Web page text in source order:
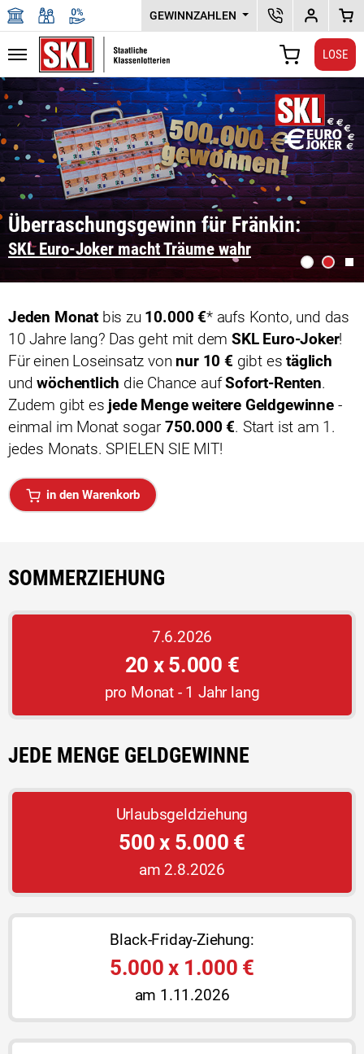
Zu den Hauptinhalten springen
GEWINNZAHLEN
SKL DEPOTPLUS
Navigation
WARENKORB
LOSE
TÄGLICH SOFORT-RENTEN
BIS ZU 10.000 € !
Überraschungsgewinn für Fränkin:
SKL Euro-Joker macht Träume wahr
Slide
Jeden Monatbis zu 10.000 €* aufs Konto, und das
10 Jahre lang? Das geht mit demSKL Euro-Joker!
Für einen Loseinsatz von nur 10 € gibt estäglich
undwöchent­lich die Chance aufSofort-Renten.
Zudem gibt es jede Menge weitere Geldgewinne-
einmal im Monat sogar 750.000 €. Start ist am 1.
jedes Monats. SPIELEN SIE MIT!
in den Warenkorb
SOMMERZIEHUNG
7.6.2026
20 x 5.000 €
pro Monat - 1 Jahr lang
JEDE MENGE GELDGEWINNE
Urlaubsgeldziehung
500 x 5.000 €
am 2.8.2026
Black-Friday-Ziehung:
5.000 x 1.000 €
am 1.11.2026